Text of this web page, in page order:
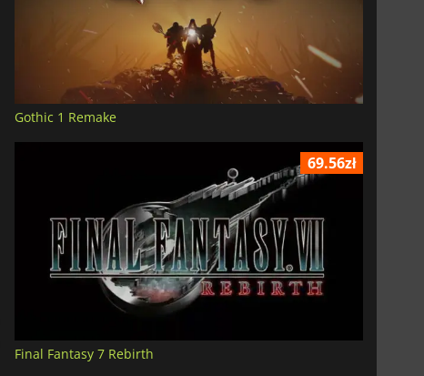
Gothic 1 Remake
69.56zł
Final Fantasy 7 Rebirth